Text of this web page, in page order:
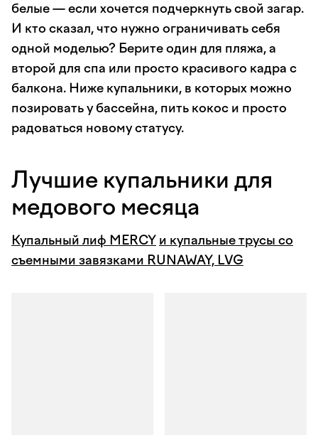
белые — если хочется подчеркнуть свой загар.
И кто сказал, что нужно ограничивать себя
одной моделью? Берите один для пляжа, а
второй для спа или просто красивого кадра с
балкона. Ниже купальники, в которых можно
позировать у бассейна, пить кокос и просто
радоваться новому статусу.
Лучшие купальники для
медового месяца
Купальный лиф MERCY и купальные трусы со
съемными завязками RUNAWAY, LVG